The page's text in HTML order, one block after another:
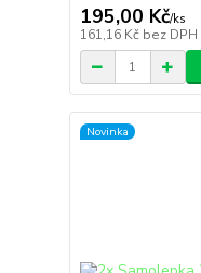
195,00 Kč/ks
161,16 Kč bez DPH
Novinka